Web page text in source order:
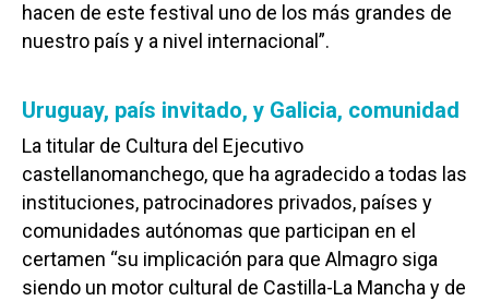
hacen de este festival uno de los más grandes de
nuestro país y a nivel internacional”.
Uruguay, país invitado, y Galicia, comunidad
La titular de Cultura del Ejecutivo
castellanomanchego, que ha agradecido a todas las
instituciones, patrocinadores privados, países y
comunidades autónomas que participan en el
certamen “su implicación para que Almagro siga
siendo un motor cultural de Castilla-La Mancha y de